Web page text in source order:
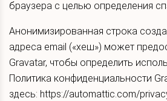
браузера с целью определения
Анонимизированная строка
адреса email («хеш») может
Gravatar, чтобы определить
Политика конфиденциальности
здесь: https://automattic.com/